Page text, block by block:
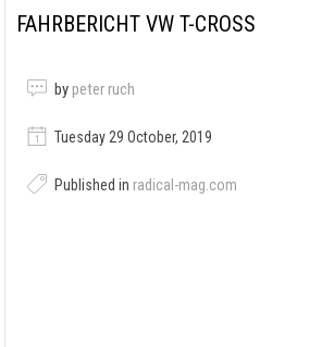
FAHRBERICHT VW T-CROSS
by peter ruch
Tuesday 29 October, 2019
Published in radical-mag.com